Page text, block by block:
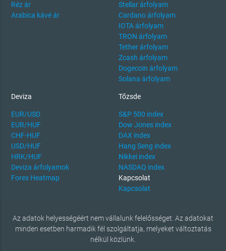
Réz ár
Arabica kávé ár
Stellar árfolyam
Cardano árfolyam
IOTA árfolyam
TRON árfolyam
Tether árfolyam
Zcash árfolyam
Dogecoin árfolyam
Solana árfolyam
Deviza
EUR/USD
EUR/HUF
CHF-HUF
USD/HUF
HRK/HUF
Deviza árfolyamok
Forex Heatmap
Tőzsde
S&P 500 index
Dow Jones index
DAX index
Hang Seng index
Nikkei index
NASDAQ index
Kapcsolat
Kapcsolat
Az adatok helyességéért nem vállalunk felelősséget. Az adatokat
minden esetben harmadik fél szolgáltatja, melyeket változtatás
nélkül közlünk.